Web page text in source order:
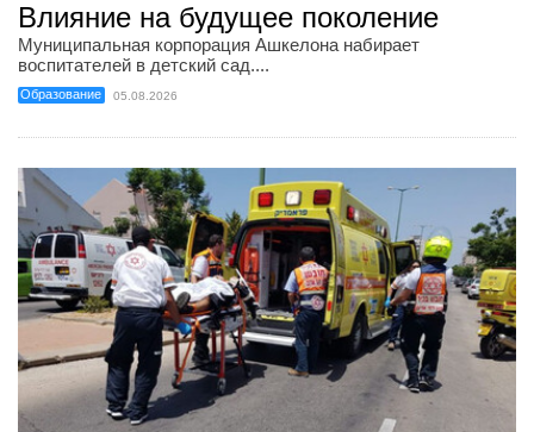
Влияние на будущее поколение
Муниципальная корпорация Ашкелона набирает
воспитателей в детский сад....
Образование 05.08.2026